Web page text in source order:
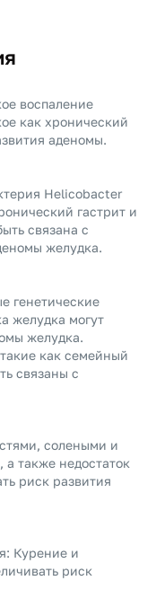
воспаление
как хронический
аденомы.
Helicobacter
гастрит и
связана с
желудка.
генетические
желудка могут
желудка.
как семейный
связаны с
солеными и
также недостаток
риск развития
Курение и
риск